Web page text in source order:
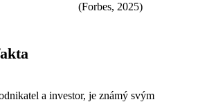
(Forbes, 2025)
a investor, je známý svým